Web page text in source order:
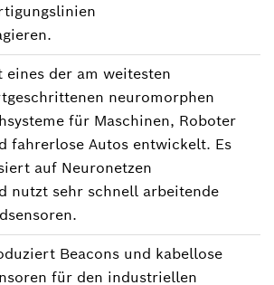
eines der am weitesten
neuromorphen
für Maschinen, Roboter
fahrerlose Autos entwickelt. Es
auf Neuronetzen
nutzt sehr schnell arbeitende
Beacons und kabellose
für den industriellen